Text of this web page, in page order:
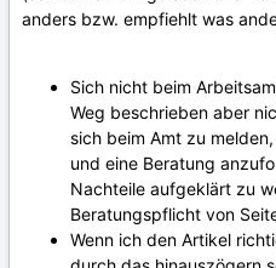
anders bzw. empfiehlt was
Sich nicht beim
Weg beschrieben aber
sich beim Amt zu
und eine Beratung
Nachteile aufgeklärt zu
Beratungspflicht von
Wenn ich den Artikel